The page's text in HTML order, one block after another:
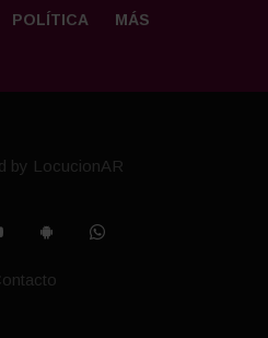
POLÍTICA MÁS
by LocucionAR